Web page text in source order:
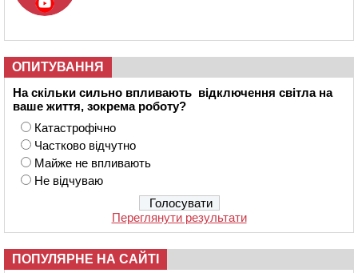
ОПИТУВАННЯ
На скільки сильно впливають відключення світла на
ваше життя, зокрема роботу?
Катастрофічно
Частково відчутно
Майже не впливають
Не відчуваю
Переглянути результати
ПОПУЛЯРНЕ НА САЙТІ